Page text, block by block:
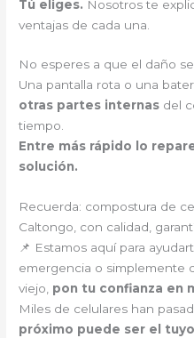
Tú eliges. Nosotros te
ventajas de cada una.
No esperes a que el daño
Una pantalla rota o una
otras partes internas del
tiempo.
Entre más rápido lo
solución.
Recuerda: compostura de
Caltongo, con calidad,
📌 Estamos aquí para
emergencia o simplemente
viejo, pon tu confianza en
Miles de celulares han
próximo puede ser el